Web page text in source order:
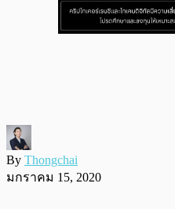
By Thongchai
มกราคม 15, 2020